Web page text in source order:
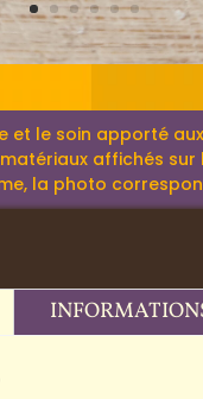
et le soin apporté
affichés
la photo